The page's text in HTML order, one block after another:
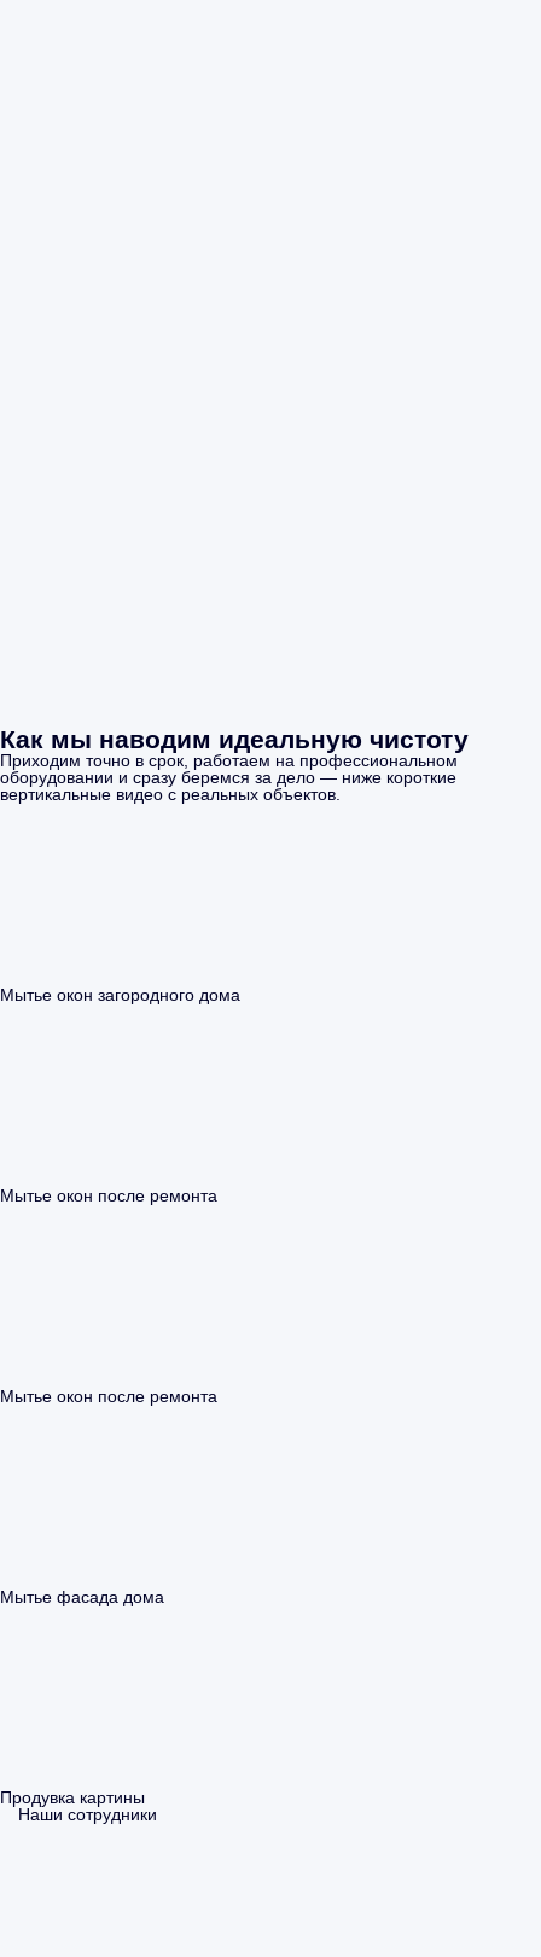
Как мы наводим идеальную чистоту
Приходим точно в срок, работаем на профессиональном
оборудовании и сразу беремся за дело — ниже короткие
вертикальные видео с реальных объектов.
Мытье окон загородного дома
Мытье окон после ремонта
Мытье окон после ремонта
Мытье фасада дома
Продувка картины
Наши сотрудники